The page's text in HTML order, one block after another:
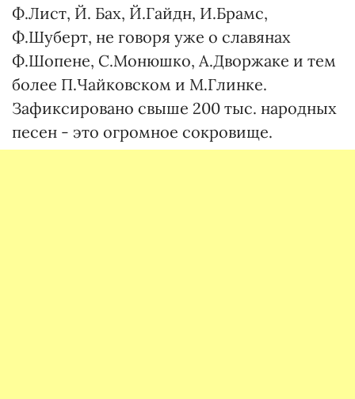
Ф.Лист, Й. Бах, Й.Гайдн, И.Брамс,
Ф.Шуберт, не говоря уже о славянах
Ф.Шопене, С.Монюшко, А.Дворжаке и тем
более П.Чайковском и М.Глинке.
Зафиксировано свыше 200 тыс. народных
песен - это огромное сокровище.